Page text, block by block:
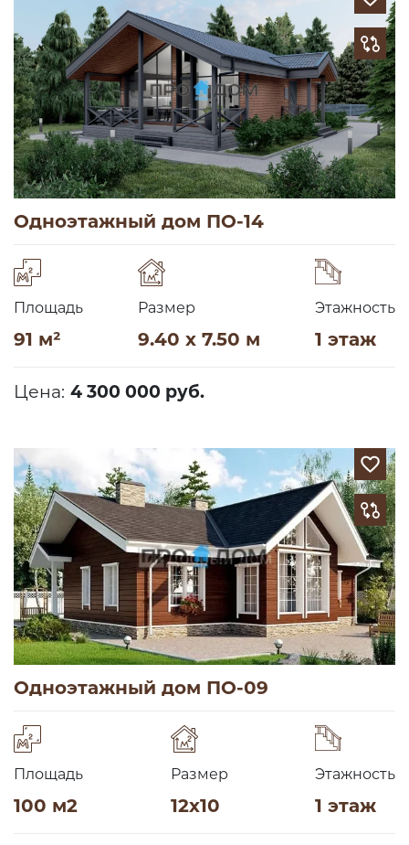
Одноэтажный дом ПО-14
Площадь
91 м²
Размер
9.40 x 7.50 м
Этажность
1 этаж
Цена: 4 300 000 руб.
Одноэтажный дом ПО-09
Площадь
100 м2
Размер
12х10
Этажность
1 этаж